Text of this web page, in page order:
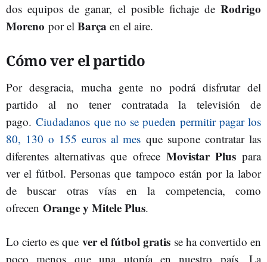
dos equipos de ganar, el posible fichaje de Rodrigo
Moreno por el Barça en el aire.
Cómo ver el partido
Por desgracia, mucha gente no podrá disfrutar del
partido al no tener contratada la televisión de
pago.Ciudadanos que no se pueden permitir pagar los
80, 130 o 155 euros al mes que supone contratar las
diferentes alternativas que ofrece Movistar Pluspara
ver el fútbol. Personas que tampoco están por la labor
de buscar otras vías en la competencia, como
ofrecen Orange y Mitele Plus.
Lo cierto es que ver el fútbol gratis se ha convertido en
poco menos que una utopía en nuestro país. La